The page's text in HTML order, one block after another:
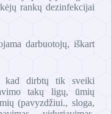
rankų dezinfekcijai
darbuotojų, iškart
kad dirbtų tik sveiki
takų ligų, ūmių
(pavyzdžiui., sloga,